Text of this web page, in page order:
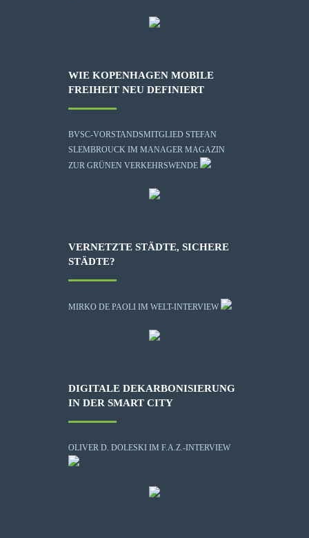
WIE KOPENHAGEN MOBILE
FREIHEIT NEU DEFINIERT
BVSC-VORSTANDSMITGLIED STEFAN
SLEMBROUCK IM MANAGER MAGAZIN
ZUR GRÜNEN VERKEHRSWENDE
VERNETZTE STÄDTE, SICHERE
STÄDTE?
MIRKO DE PAOLI IM WELT-INTERVIEW
DIGITALE DEKARBONISIERUNG
IN DER SMART CITY
OLIVER D. DOLESKI IM F.A.Z.-INTERVIEW